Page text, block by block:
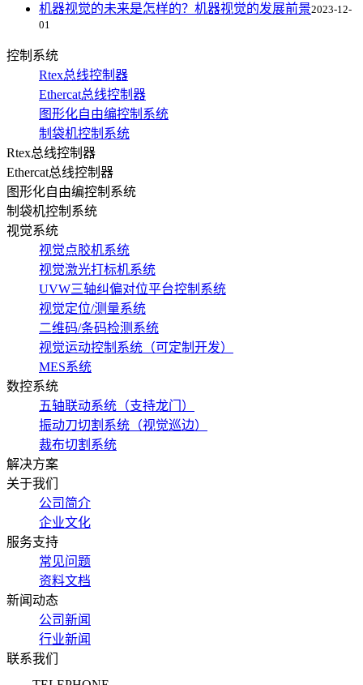
机器视觉的未来是怎样的？机器视觉的发展前景2023-12-
01
控制系统
Rtex总线控制器
Ethercat总线控制器
图形化自由编控制系统
制袋机控制系统
Rtex总线控制器
Ethercat总线控制器
图形化自由编控制系统
制袋机控制系统
视觉系统
视觉点胶机系统
视觉激光打标机系统
UVW三轴纠偏对位平台控制系统
视觉定位/测量系统
二维码/条码检测系统
视觉运动控制系统（可定制开发）
MES系统
数控系统
五轴联动系统（支持龙门）
振动刀切割系统（视觉巡边）
裁布切割系统
解决方案
关于我们
公司简介
企业文化
服务支持
常见问题
资料文档
新闻动态
公司新闻
行业新闻
联系我们